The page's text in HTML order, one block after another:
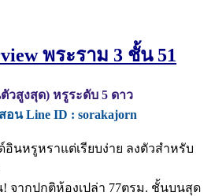
พระราม 3 ชั้น 51
สูงสุด) หรูระดับ 5 ดาว
อน Line ID : sorakajorn
อินหรูหราแต่เรียบง่าย ลงตัวสำหรับ
จากปกติห้องเปล่า 77ตรม. ชั้นบนสุด